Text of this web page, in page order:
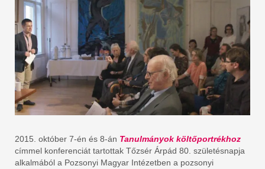
2015. október 7-én és 8-án Tanulmányok költőportrékhoz
címmel konferenciát tartottak Tőzsér Árpád 80. születésnapja
alkalmából a Pozsonyi Magyar Intézetben a pozsonyi